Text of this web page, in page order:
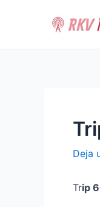
Deja
Trip